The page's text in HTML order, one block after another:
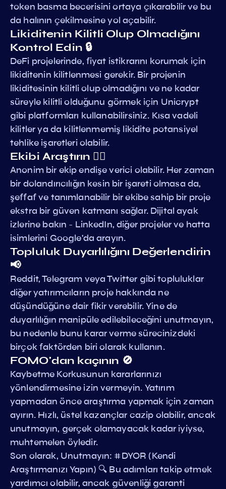
token basma becerisini ortaya çıkarabilir ve bu
da halının çekilmesine yol açabilir.
Likiditenin Kilitli Olup Olmadığını
Kontrol Edin 🔒
DeFi projelerinde, fiyat istikrarını korumak için
likiditenin kilitlenmesi gerekir. Bir projenin
likiditesinin kilitli olup olmadığını ve ne kadar
süreyle kilitli olduğunu görmek için Unicrypt
gibi platformları kullanabilirsiniz. Kısa vadeli
kilitler ya da kilitlenmemiş likidite potansiyel
tehlike işaretleri olabilir.
Ekibi Araştırın 🕵️‍♀️
Anonim bir ekip endişe verici olabilir. Her zaman
bir dolandırıcılığın kesin bir işareti olmasa da,
şeffaf ve tanımlanabilir bir ekibe sahip bir proje
ekstra bir güven katmanı sağlar. Dijital ayak
izlerine bakın - LinkedIn, diğer projeler ve hatta
isimlerini Google'da arayın.
Topluluk Duyarlılığını Değerlendirin
📢
Reddit, Telegram veya Twitter gibi topluluklar
diğer yatırımcıların proje hakkında ne
düşündüğüne dair fikir verebilir. Yine de
duyarlılığın manipüle edilebileceğini unutmayın,
bu nedenle bunu karar verme sürecinizdeki
birçok faktörden biri olarak kullanın.
FOMO'dan kaçının 🚫
Kaybetme Korkusunun kararlarınızı
yönlendirmesine izin vermeyin. Yatırım
yapmadan önce araştırma yapmak için zaman
ayırın. Hızlı, üstel kazançlar cazip olabilir, ancak
unutmayın, gerçek olamayacak kadar iyiyse,
muhtemelen öyledir.
Son olarak, Unutmayın: #DYOR (Kendi
Araştırmanızı Yapın) 🔍 Bu adımları takip etmek
yardımcı olabilir, ancak güvenliği garanti